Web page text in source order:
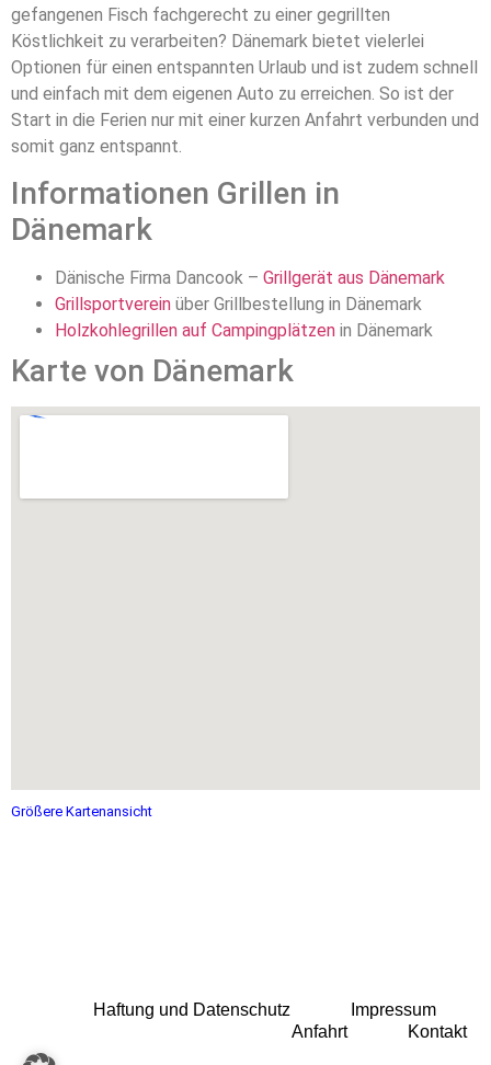
gefangenen Fisch fachgerecht zu einer gegrillten
Köstlichkeit zu verarbeiten? Dänemark bietet vielerlei
Optionen für einen entspannten Urlaub und ist zudem schnell
und einfach mit dem eigenen Auto zu erreichen. So ist der
Start in die Ferien nur mit einer kurzen Anfahrt verbunden und
somit ganz entspannt.
Informationen Grillen in
Dänemark
Dänische Firma Dancook – Grillgerät aus Dänemark
Grillsportverein über Grillbestellung in Dänemark
Holzkohlegrillen auf Campingplätzen in Dänemark
Karte von Dänemark
Größere Kartenansicht
Haftung und Datenschutz
Impressum
Anfahrt
Kontakt